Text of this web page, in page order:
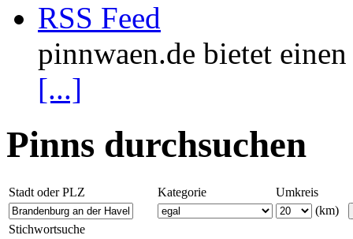
RSS Feed
pinnwaen.de bietet
[...]
Pinns durchsuchen
Stadt oder PLZ Kategorie
Umkreis
(km)
Stichwortsuche